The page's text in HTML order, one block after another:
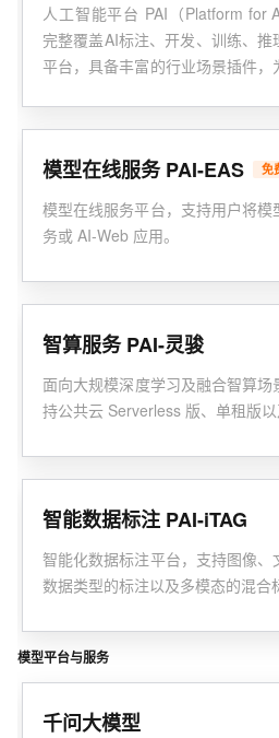
人工智能平台 PAI（Platform for
完整覆盖AI标注、开发、训练、
平台，具备丰富的行业场景插件，
模型在线服务 PAI-EAS 免
模型在线服务平台，支持用户将
务或 AI-Web 应用。
智算服务 PAI-灵骏
面向大规模深度学习及融合智算
持公共云 Serverless 版、单租版以
智能数据标注 PAI-iTAG
智能化数据标注平台，支持图像
数据类型的标注以及多模态的混合
模型平台与服务
千问大模型